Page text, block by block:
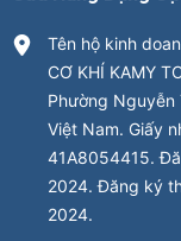
Tên hộ kinh
CƠ KHÍ KAMY
Phường Nguyễn
Việt Nam. Giấy
41A8054415.
2024. Đăng ký
2024.